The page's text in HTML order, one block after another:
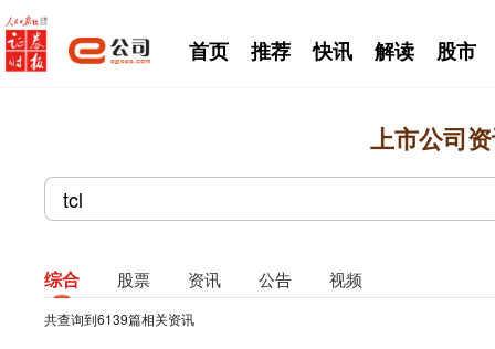
首页 推荐 快讯 解读 股市
上市公司
综合 股票 资讯 公告 视频
共查询到6139篇相关资讯